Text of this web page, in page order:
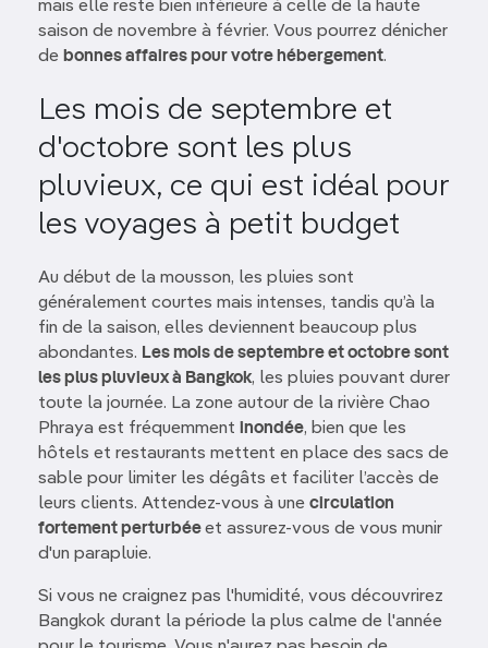
mais elle reste bien inférieure à celle de la haute
saison de novembre à février. Vous pourrez dénicher
de bonnes affaires pour votre hébergement.
Les mois de septembre et
d'octobre sont les plus
pluvieux, ce qui est idéal pour
les voyages à petit budget
Au début de la mousson, les pluies sont
généralement courtes mais intenses, tandis qu’à la
fin de la saison, elles deviennent beaucoup plus
abondantes. Les mois de septembre et octobre sont
les plus pluvieux à Bangkok, les pluies pouvant durer
toute la journée. La zone autour de la rivière Chao
Phraya est fréquemment inondée, bien que les
hôtels et restaurants mettent en place des sacs de
sable pour limiter les dégâts et faciliter l’accès de
leurs clients. Attendez-vous à une circulation
fortement perturbéeet assurez-vous de vous munir
d'un parapluie.
Si vous ne craignez pas l'humidité, vous découvrirez
Bangkok durant la période la plus calme de l'année